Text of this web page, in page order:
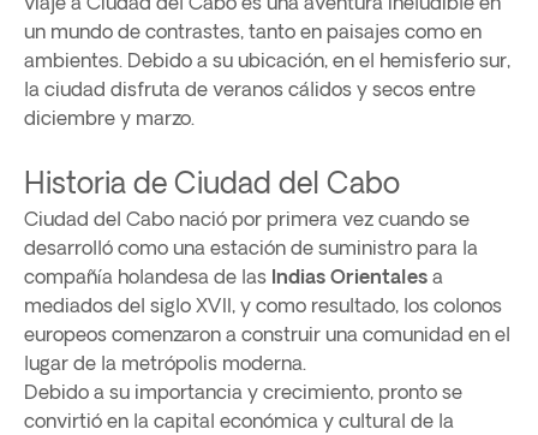
un mundo de contrastes, tanto en paisajes como en
ambientes. Debido a su ubicación, en el hemisferio sur,
la ciudad disfruta de veranos cálidos y secos entre
diciembre y marzo.
Historia de Ciudad del Cabo
Ciudad del Cabo nació por primera vez cuando se
desarrolló como una estación de suministro para la
compañía holandesa de las Indias Orientales a
mediados del siglo XVII, y como resultado, los colonos
europeos comenzaron a construir una comunidad en el
lugar de la metrópolis moderna.
Debido a su importancia y crecimiento, pronto se
convirtió en la capital económica y cultural de la